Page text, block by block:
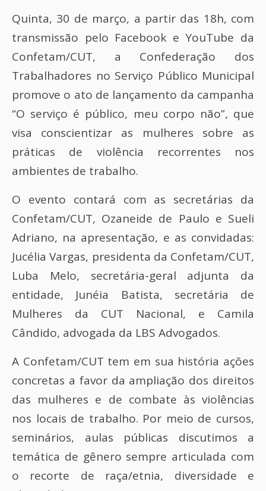
Quinta, 30 de março, a partir das 18h, com
transmissão pelo Facebook e YouTube da
Confetam/CUT, a Confederação dos
Trabalhadores no Serviço Público Municipal
promove o ato de lançamento da campanha
“O serviço é público, meu corpo não”, que
visa conscientizar as mulheres sobre as
práticas de violência recorrentes nos
ambientes de trabalho.
O evento contará com as secretárias da
Confetam/CUT, Ozaneide de Paulo e Sueli
Adriano, na apresentação, e as convidadas:
Jucélia Vargas, presidenta da Confetam/CUT,
Luba Melo, secretária-geral adjunta da
entidade, Junéia Batista, secretária de
Mulheres da CUT Nacional, e Camila
Cândido, advogada da LBS Advogados.
A Confetam/CUT tem em sua história ações
concretas a favor da ampliação dos direitos
das mulheres e de combate às violências
nos locais de trabalho. Por meio de cursos,
seminários, aulas públicas discutimos a
temática de gênero sempre articulada com
o recorte de raça/etnia, diversidade e